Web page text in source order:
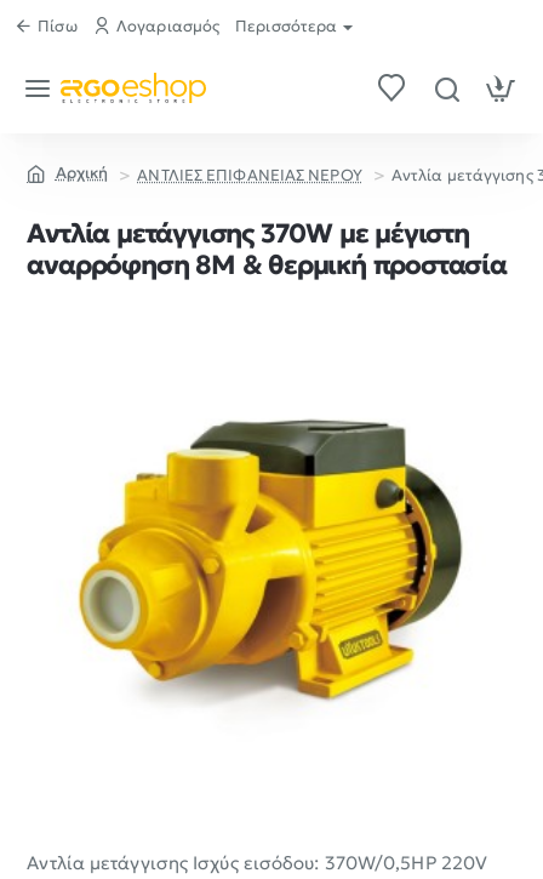
Πίσω Λογαριασμός Περισσότερα
ΑΝΤΛΙΕΣ ΕΠΙΦΑΝΕΙΑΣ ΝΕΡΟΥ Αντλία
Αντλία μετάγγισης 370W με μέγιστη
αναρρόφηση 8M & θερμική προστασία
Αντλία μετάγγισης Ισχύς εισόδου: 370W/0,5HP 220V